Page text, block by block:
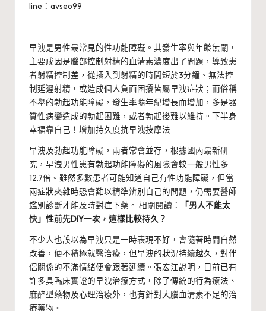
line：avseo99
早洩是男性最常見的性功能障礙。其發生率與年齡無關，
主要成因是腦部控制射精的血清素濃度出了問題，導致患
者射精控制差，從插入到射精的時間短於3分鐘、無法控
制延遲射精，或造成個人負面困擾皆屬早洩症狀；而俗稱
不舉的勃起功能障礙，發生率隨年紀增長而增加，多是器
質性病變造成的勃起困難，或者勃起後難以維持。 下半身
幸福靠自己！增加持久度抗早洩按摩法
早洩及勃起功能障礙，兩者常會並存，根據國內最新研
究，早洩男性患有勃起功能障礙的風險會較一般男性多
12.7倍。雖然多數患者可能知道自己有性功能障礙，但當
兩症狀夾雜時恐會難以精準辨別自己的問題，仍需要醫師
鑑別診斷才能及時對症下藥。 相關閱讀：
「男人不能太
快」性前先DIY一次，這樣比較持久？
不少人也誤以為早洩只是一時表現不好，會隨著時間自然
改善，便不積極就醫治療，但早洩的狀況持續越久，對伴
侶關係的不滿情緒便會跟著延續。張宏江說明，目前已有
許多具臨床實證的早洩治療方式，除了傳統的行為療法、
麻醉型藥物及心理治療外，也有針對大腦血清素不足的治
療藥物。